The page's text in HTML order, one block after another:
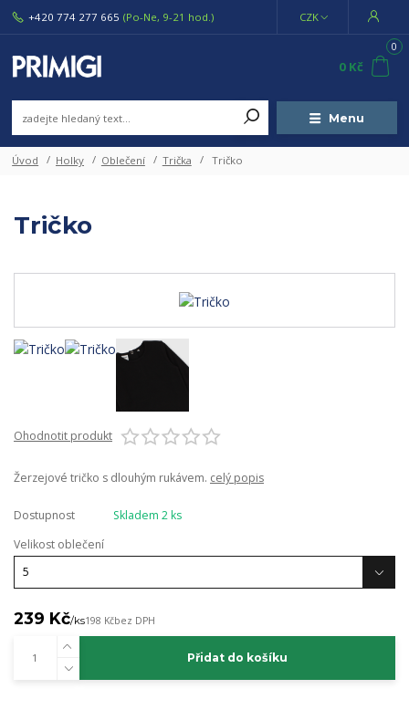
Menu
CZK
+420 774 277 665 (Po-Ne, 9-21 hod.)
0
0 Kč
Úvod Holky Oblečení Trička Tričko
Tričko
Ohodnotit produkt
Žerzejové tričko s dlouhým rukávem. celý popis
Dostupnost
Skladem 2 ks
Velikost oblečení
239 Kč/ks198 Kčbez DPH
Přidat do košíku